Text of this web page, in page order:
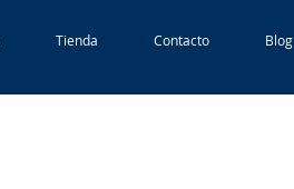
Tienda Contacto Blog